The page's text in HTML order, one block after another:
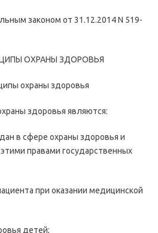
законом от 31.12.2014 N 519-
ОХРАНЫ ЗДОРОВЬЯ
охраны здоровья
здоровья являются:
в сфере охраны здоровья и
правами государственных
при оказании медицинской
детей;